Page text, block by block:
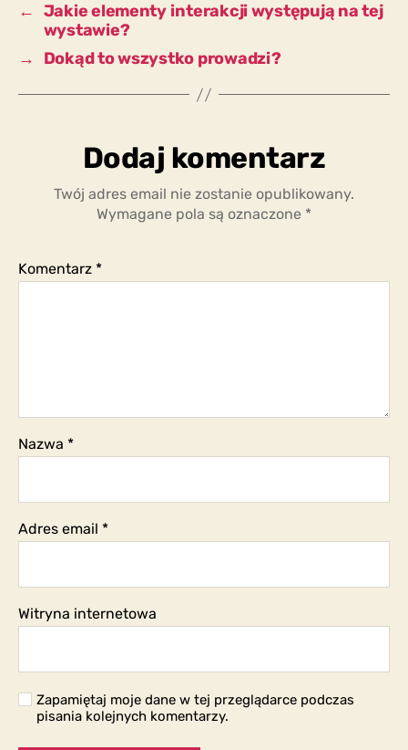
← Jakie elementy interakcji występują na tej
wystawie?
→
Dokąd to wszystko prowadzi?
Dodaj komentarz
Twój adres email nie zostanie opublikowany.
Wymagane pola są oznaczone *
Komentarz *
Nazwa *
Adres email *
Witryna internetowa
Zapamiętaj moje dane w tej przeglądarce podczas
pisania kolejnych komentarzy.